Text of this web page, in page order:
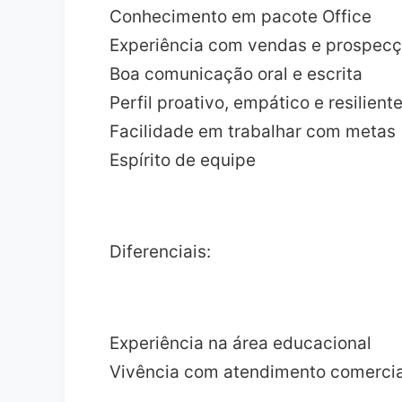
Conhecimento em pacote Office
Experiência com vendas e
Boa comunicação oral e escrita
Perfil proativo, empático e resiliente
Facilidade em trabalhar com metas
Espírito de equipe
Diferenciais:
Experiência na área educacional
Vivência com atendimento